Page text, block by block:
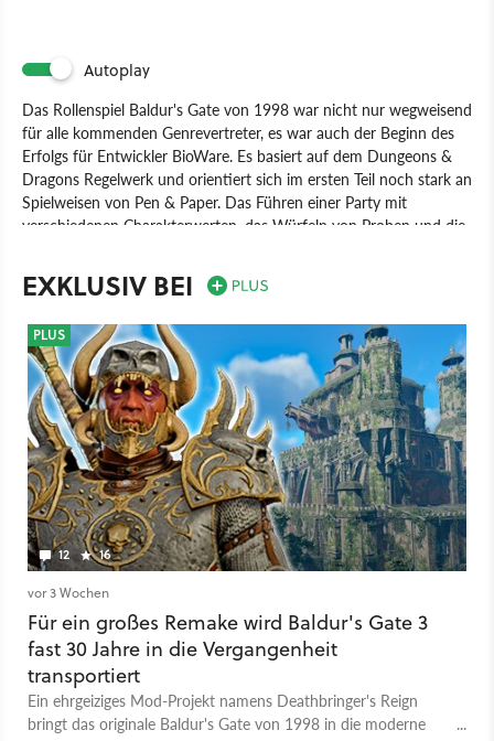
Autoplay
Das Rollenspiel Baldur's Gate von 1998 war nicht nur wegweisend
für alle kommenden Genrevertreter, es war auch der Beginn des
Erfolgs für Entwickler BioWare. Es basiert auf dem Dungeons &
Dragons Regelwerk und orientiert sich im ersten Teil noch stark an
Spielweisen von Pen & Paper. Das Führen einer Party mit
verschiedenen Charakterwerten, das Würfeln von Proben und die
Kämpfe laufen in pausierbarer Echtzeit ab. Der selbst erstellte
Held ist ein Nachfahre von Bhaal, dem Gott des Mordes.
unter den Erben ein Kampf um seine Nachfolge. Unwissend über
diesen Umstand wird der Held von Sarevok angegriffen, der sich
als sein Halbbruder herausstellt. Damit beginnt eine übersinnliche
Geschichte um Geheimnisse und politische Intrigen.
Spiel PC Rollenspiel Interplay Entertainment
BioWare
Baldur's Gate
EXKLUSIV BEI
12 16
PLUS
vor 3 Wochen
Für ein großes Remake wird Baldur's Gate 3
fast 30 Jahre in die Vergangenheit
transportiert
Ein ehrgeiziges Mod-Projekt namens Deathbringer's Reign
bringt das originale Baldur's Gate von 1998 in die moderne